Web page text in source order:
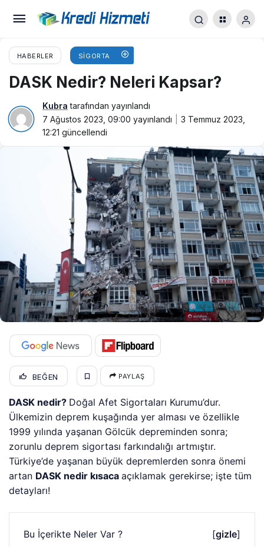
HABERLER SIGORTA
DASK Nedir? Neleri Kapsar?
Kubra tarafından yayınlandı
7 Ağustos 2023, 09:00 yayınlandı
3 Temmuz 2023,
12:21 güncellendi
BEĞEN PAYLAŞ
DASK nedir? Doğal Afet Sigortaları Kurumu’dur.
Ülkemizin deprem kuşağında yer alması ve özellikle
1999 yılında yaşanan Gölcük depreminden sonra;
zorunlu deprem sigortası farkındalığı artmıştır.
Türkiye’de yaşanan büyük depremlerden sonra önemi
artan DASK nedir kısacaaçıklamak gerekirse; işte tüm
detayları!
Bu İçerikte Neler Var ? [gizle]